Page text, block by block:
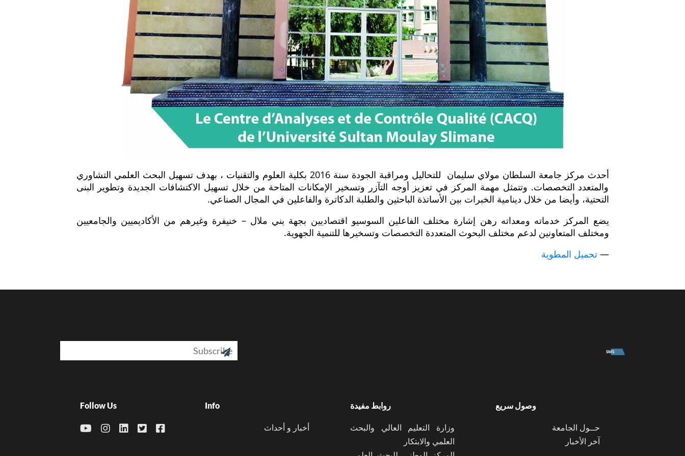
أحدث مركز جامعة السلطان مولاي سليمان للتحاليل ومراقبة الجودة سنة 2016 بكلية العلوم والتقنيات ، بهدف تسهيل البحث العلمي التشاوري
والمتعدد التخصصات. وتتمثل مهمة المركز في تعزيز أوجه التآزر وتسخير الإمكانات المتاحة من خلال تسهيل الاكتشافات الجديدة وتطوير البنى
التحتية، وأيضا من خلال دينامية الخبرات بين الأساتذة الباحثين والطلبة الدكاترة والفاعلين في المجال الصناعي.
يضع المركز خدماته ومعداته رهن إشارة مختلف الفاعلين السوسيو اقتصاديين بجهة بني ملال – خنيفرة وغيرهم من الأكاديميين والجامعيين
ومختلف المتعاونين لدعم مختلف البحوث المتعددة التخصصات وتسخيرها للتنمية الجهوية.
—تحميل المطوية
SMS

وصول سريع
حــول الجامعة
آخر الأخبار
روابط مفيدة
وزارة التعليم العالي والبحث
العلمي والابتكار
Info
أخبار و أحداث
Follow Us